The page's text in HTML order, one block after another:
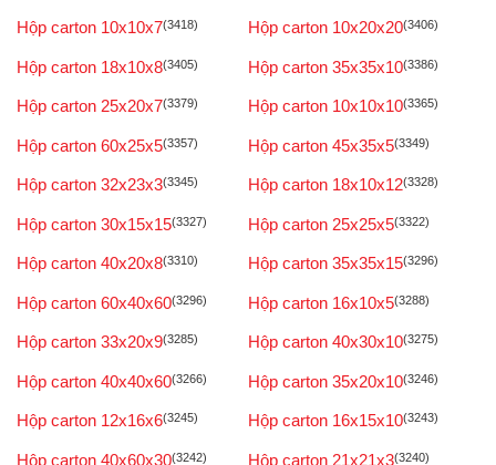
Hộp carton 10x10x7(3418) Hộp carton 10x20x20(3406)
Hộp carton 18x10x8(3405) Hộp carton 35x35x10(3386)
Hộp carton 25x20x7(3379) Hộp carton 10x10x10(3365)
Hộp carton 60x25x5(3357) Hộp carton 45x35x5(3349)
Hộp carton 32x23x3(3345) Hộp carton 18x10x12(3328)
Hộp carton 30x15x15(3327) Hộp carton 25x25x5(3322)
Hộp carton 40x20x8(3310) Hộp carton 35x35x15(3296)
Hộp carton 60x40x60(3296) Hộp carton 16x10x5(3288)
Hộp carton 33x20x9(3285) Hộp carton 40x30x10(3275)
Hộp carton 40x40x60(3266) Hộp carton 35x20x10(3246)
Hộp carton 12x16x6(3245) Hộp carton 16x15x10(3243)
Hộp carton 40x60x30(3242) Hộp carton 21x21x3(3240)